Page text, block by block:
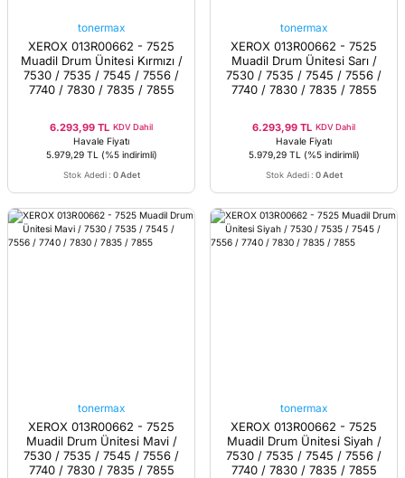
tonermax
XEROX 013R00662 - 7525
Muadil Drum Ünitesi Kırmızı /
7530 / 7535 / 7545 / 7556 /
7740 / 7830 / 7835 / 7855
6.293,99 TL KDV Dahil
Havale Fiyatı
5.979,29 TL
(%5 indirimli)
Stok Adedi : 0 Adet
tonermax
XEROX 013R00662 - 7525
Muadil Drum Ünitesi Sarı /
7530 / 7535 / 7545 / 7556 /
7740 / 7830 / 7835 / 7855
6.293,99 TL KDV Dahil
Havale Fiyatı
5.979,29 TL
(%5 indirimli)
Stok Adedi : 0 Adet
tonermax
XEROX 013R00662 - 7525
Muadil Drum Ünitesi Mavi /
7530 / 7535 / 7545 / 7556 /
7740 / 7830 / 7835 / 7855
tonermax
XEROX 013R00662 - 7525
Muadil Drum Ünitesi Siyah /
7530 / 7535 / 7545 / 7556 /
7740 / 7830 / 7835 / 7855